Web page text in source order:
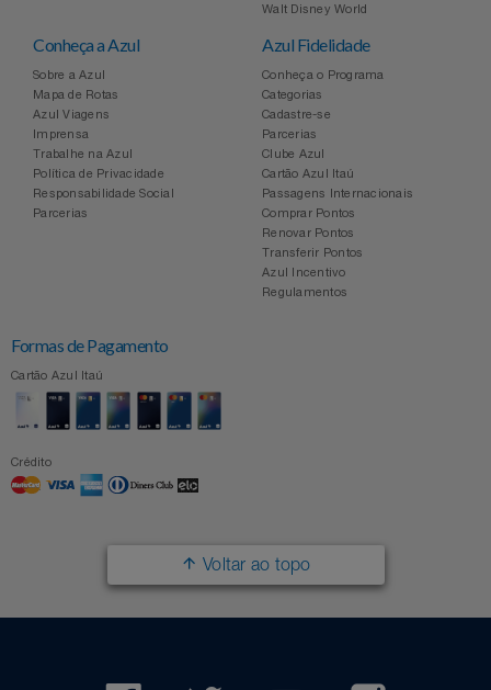
Walt Disney World
Conheça a Azul
Sobre a Azul
Mapa de Rotas
Azul Viagens
Imprensa
Trabalhe na Azul
Política de Privacidade
Responsabilidade Social
Parcerias
Azul Fidelidade
Conheça o Programa
Categorias
Cadastre-se
Parcerias
Clube Azul
Cartão Azul Itaú
Passagens Internacionais
Comprar Pontos
Renovar Pontos
Transferir Pontos
Azul Incentivo
Regulamentos
Formas de Pagamento
Cartão Azul Itaú
Crédito
Voltar ao topo